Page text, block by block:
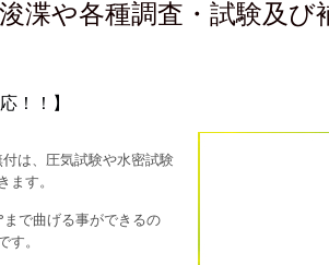
渫や各種調査・試験及び
！！】
は、圧気試験や水密試験
す。
で曲げる事ができるの
。